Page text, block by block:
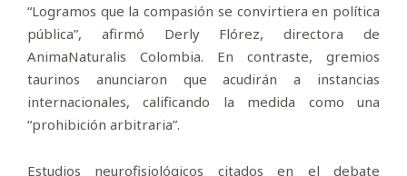
“Logramos que la compasión se convirtiera en política
pública”, afirmó Derly Flórez, directora de
AnimaNaturalis Colombia. En contraste, gremios
taurinos anunciaron que acudirán a instancias
internacionales, calificando la medida como una
“prohibición arbitraria”.
Estudios neurofisiológicos citados en el debate